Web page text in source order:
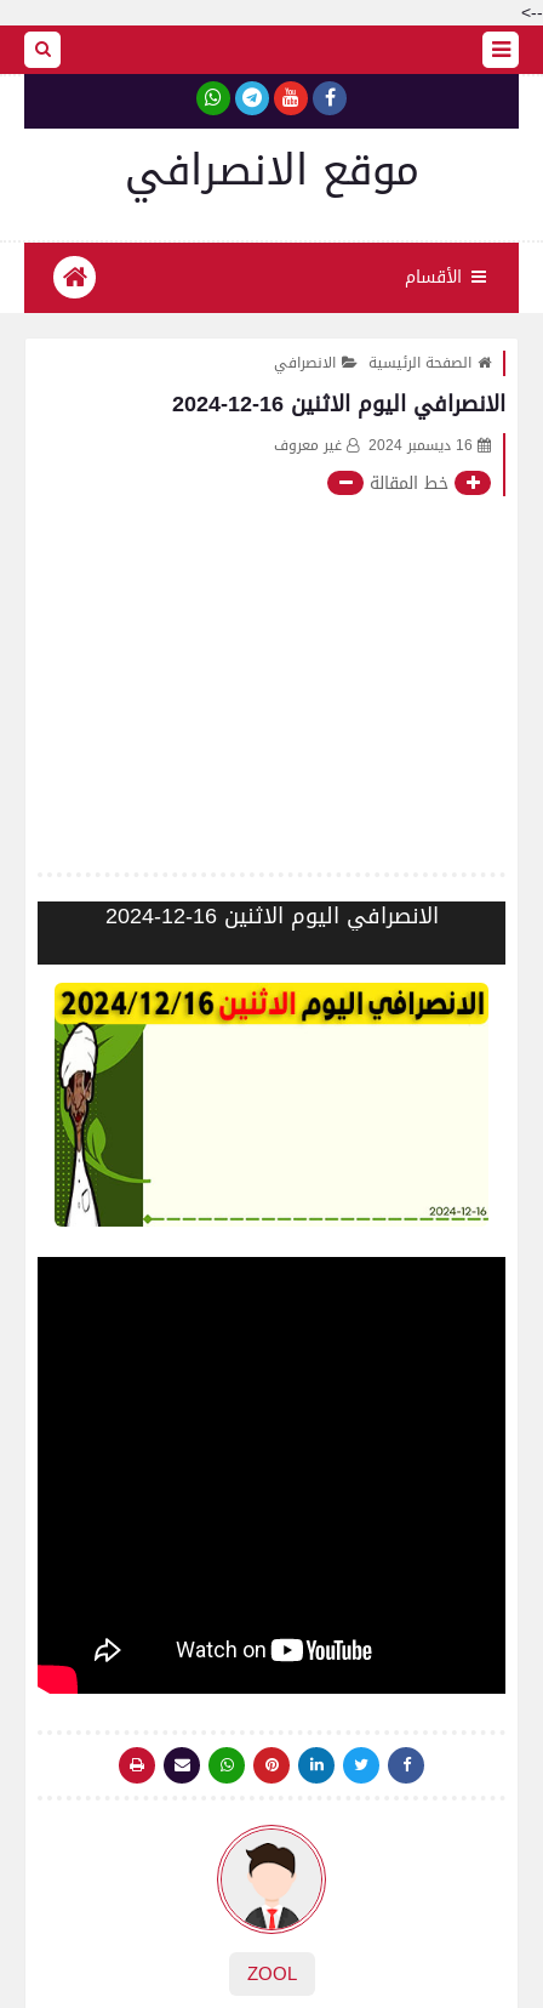
-->
موقع الانصرافي
الأقسام
الصفحة الرئيسية الانصرافي
الانصرافي اليوم الاثنين 16-12-2024
16 ديسمبر 2024 غير معروف
خط المقالة
الانصرافي اليوم الاثنين 16-12-2024
ZOOL